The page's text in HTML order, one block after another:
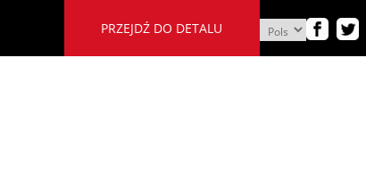
PRZEJDŹ DO DETALU